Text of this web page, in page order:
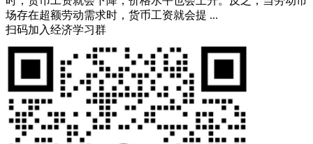
场存在超额劳动需求时，货币工资就会提 ...
扫码加入经济学习群